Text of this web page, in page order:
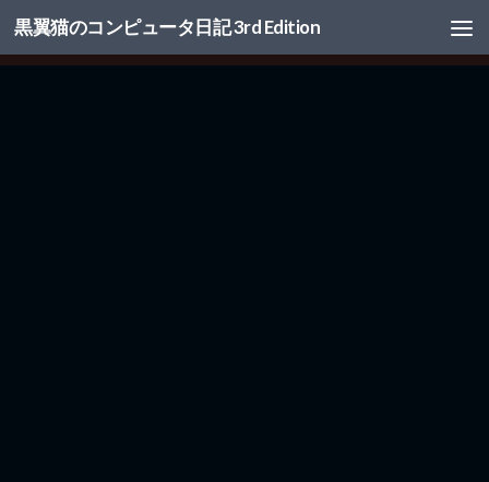
コンテンツへスキップ
黒翼猫のコンピュータ日記 3rd Edition